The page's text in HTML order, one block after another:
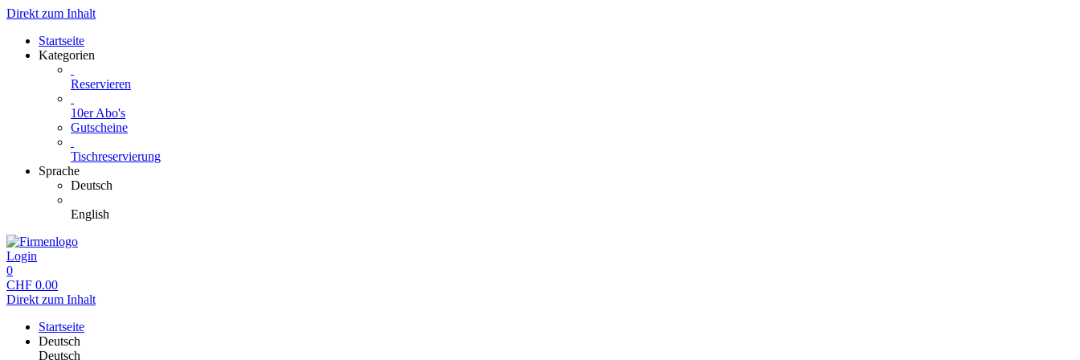
Direkt zum Inhalt
Startseite
Kategorien
Reservieren
10er Abo's
Gutscheine
Tischreservierung
Sprache
Deutsch
English
Login
0
CHF 0.00
Direkt zum Inhalt
Startseite
Deutsch
Deutsch